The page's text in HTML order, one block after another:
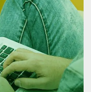
deputada Edna
Procuradoria da
Almeida